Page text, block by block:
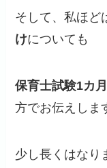
そして、私ほど
けについても
保育士試験1カ
方でお伝えしま
少し長くはなり